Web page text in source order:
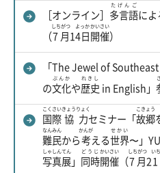
［オンライン］ 多言語
たげんご
によ
（7月
しちがつ
14日
よっか
開催
かいさい
）
「The Jewel of
の文化
ぶんか
や歴史
れきし
in English」
国際
こくさい
協力
きょうりょく
セミナー「故郷
こきょう
難民
なんみん
から考
かんが
える世界
せかい
〜」
写真
しゃしん
展
てん
」 同時
どうじ
開催
かいさい
（7月
しちがつ
2
い